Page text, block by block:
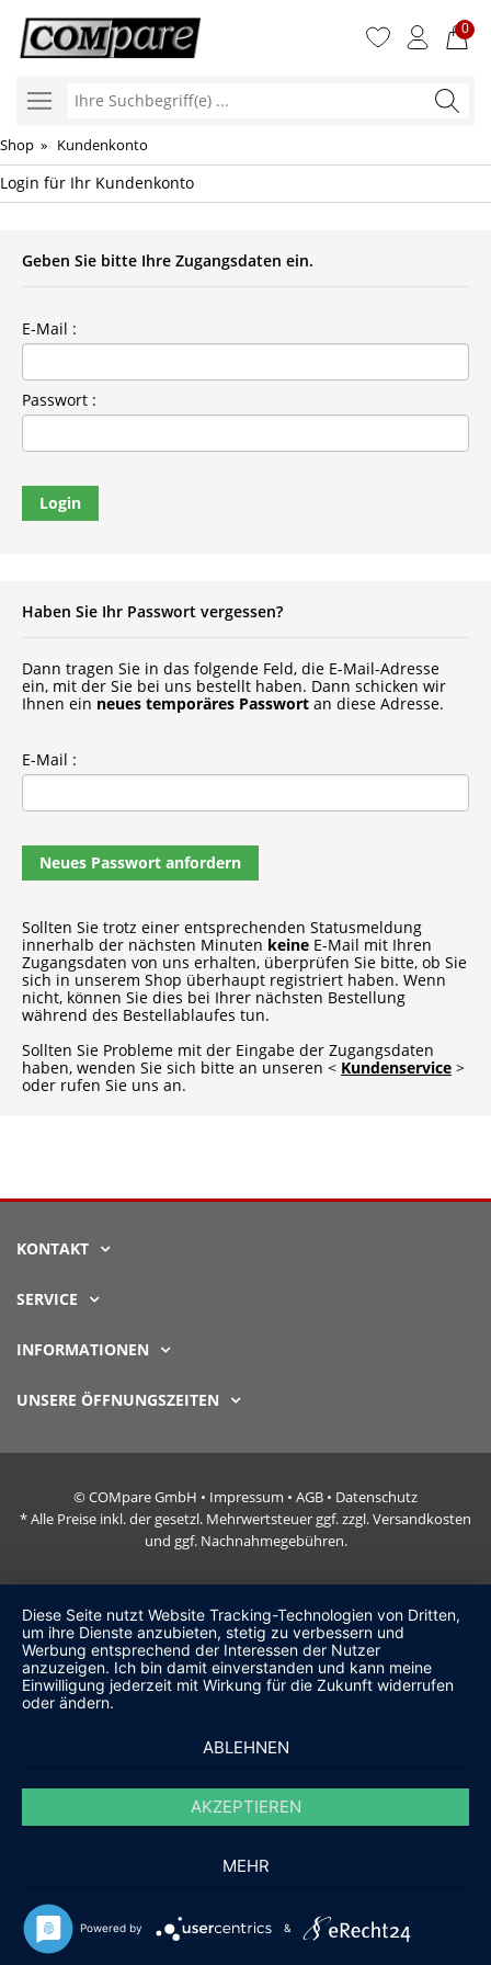
0
Ihre
Shop » Kundenkonto
Login für Ihr Kundenkonto
Geben Sie bitte Ihre Zugangsdaten ein.
E-Mail :
Passwort :
Login
Haben Sie Ihr Passwort vergessen?
Dann tragen Sie in das folgende Feld, die E-Mail-Adresse
ein, mit der Sie bei uns bestellt haben. Dann schicken wir
Ihnen ein neues temporäres Passwort an diese Adresse.
E-Mail :
Neues Passwort anfordern
Sollten Sie trotz einer entsprechenden Statusmeldung
innerhalb der nächsten Minuten keine E-Mail mit Ihren
Zugangsdaten von uns erhalten, überprüfen Sie bitte, ob Sie
sich in unserem Shop überhaupt registriert haben. Wenn
nicht, können Sie dies bei Ihrer nächsten Bestellung
während des Bestellablaufes tun.
Sollten Sie Probleme mit der Eingabe der Zugangsdaten
haben, wenden Sie sich bitte an unseren < Kundenservice >
oder rufen Sie uns an.
KONTAKT
SERVICE
INFORMATIONEN
UNSERE ÖFFNUNGSZEITEN
© COMpare GmbH • Impressum • AGB • Datenschutz
* Alle Preise inkl. der gesetzl. Mehrwertsteuer ggf. zzgl. Versandkosten
und ggf. Nachnahmegebühren.
Diese Seite nutzt Website Tracking-Technologien von Dritten,
um ihre Dienste anzubieten, stetig zu verbessern und
Werbung entsprechend der Interessen der Nutzer
anzuzeigen. Ich bin damit einverstanden und kann meine
Einwilligung jederzeit mit Wirkung für die Zukunft widerrufen
oder ändern.
ABLEHNEN
AKZEPTIEREN
MEHR
Powered by &